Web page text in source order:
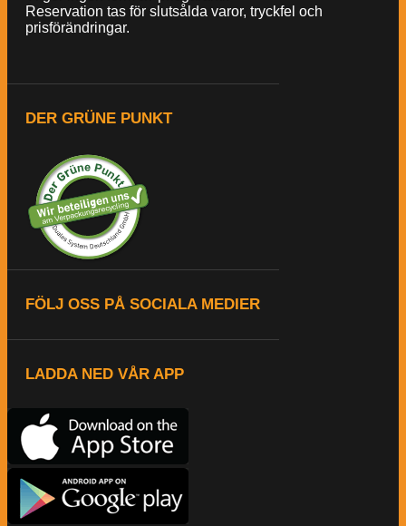
Reservation tas för slutsålda varor, tryckfel och
prisförändringar.
DER GRÜNE PUNKT
FÖLJ OSS PÅ SOCIALA MEDIER
LADDA NED VÅR APP